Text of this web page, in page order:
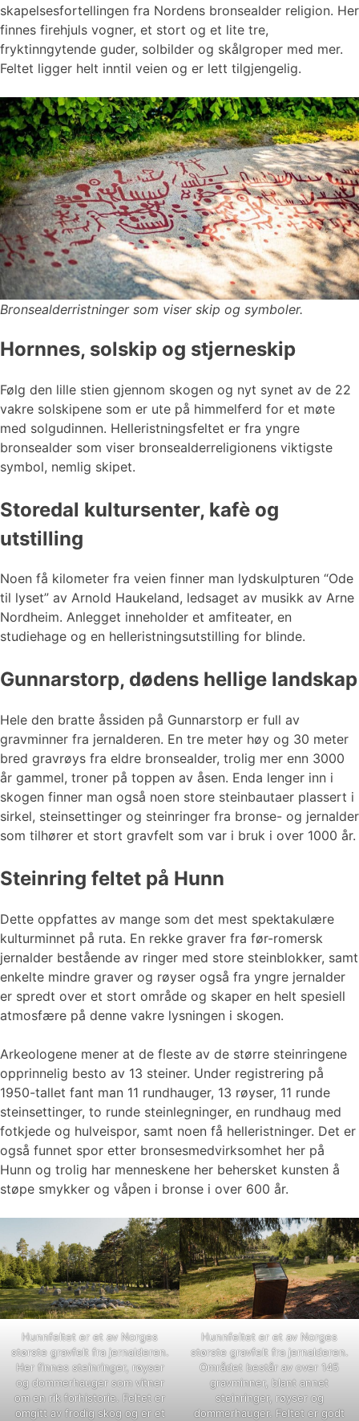
skapelsesfortellingen fra Nordens bronsealder religion. Her
finnes firehjuls vogner, et stort og et lite tre,
fryktinngytende guder, solbilder og skålgroper med mer.
Feltet ligger helt inntil veien og er lett tilgjengelig.
Bronsealderristninger som viser skip og symboler.
Hornnes, solskip og stjerneskip
Følg den lille stien gjennom skogen og nyt synet av de 22
vakre solskipene som er ute på himmelferd for et møte
med solgudinnen. Helleristningsfeltet er fra yngre
bronsealder som viser bronsealderreligionens viktigste
symbol, nemlig skipet.
Storedal kultursenter, kafè og
utstilling
Noen få kilometer fra veien finner man lydskulpturen “Ode
til lyset” av Arnold Haukeland, ledsaget av musikk av Arne
Nordheim. Anlegget inneholder et amfiteater, en
studiehage og en helleristningsutstilling for blinde.
Gunnarstorp, dødens hellige landskap
Hele den bratte åssiden på Gunnarstorp er full av
gravminner fra jernalderen. En tre meter høy og 30 meter
bred gravrøys fra eldre bronsealder, trolig mer enn 3000
år gammel, troner på toppen av åsen. Enda lenger inn i
skogen finner man også noen store steinbautaer plassert i
sirkel, steinsettinger og steinringer fra bronse- og jernalder
som tilhører et stort gravfelt som var i bruk i over 1000 år.
Steinring feltet på Hunn
Dette oppfattes av mange som det mest spektakulære
kulturminnet på ruta. En rekke graver fra før-romersk
jernalder bestående av ringer med store steinblokker, samt
enkelte mindre graver og røyser også fra yngre jernalder
er spredt over et stort område og skaper en helt spesiell
atmosfære på denne vakre lysningen i skogen.
Arkeologene mener at de fleste av de større steinringene
opprinnelig besto av 13 steiner. Under registrering på
1950-tallet fant man 11 rundhauger, 13 røyser, 11 runde
steinsettinger, to runde steinlegninger, en rundhaug med
fotkjede og hulveispor, samt noen få helleristninger. Det er
også funnet spor etter bronsesmedvirksomhet her på
Hunn og trolig har menneskene her behersket kunsten å
støpe smykker og våpen i bronse i over 600 år.
Hunnfeltet er et av Norges
største gravfelt fra jernalderen.
Her finnes steinringer, røyser
og dommerhauger som vitner
om en rik forhistorie. Feltet er
omgitt av frodig skog og er et
Hunnfeltet er et av Norges
største gravfelt fra jernalderen.
Området består av over 145
gravminner, blant annet
steinringer, røyser og
dommerhauger. Feltet er godt